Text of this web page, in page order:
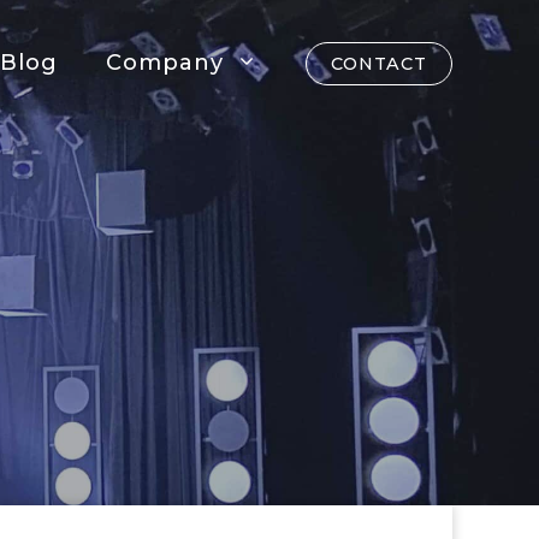
Blog Company CONTACT